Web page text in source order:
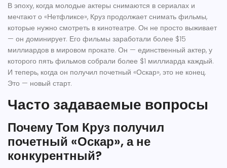
В эпоху, когда молодые актеры снимаются в сериалах и
мечтают о «Нетфликсе», Круз продолжает снимать фильмы,
которые нужно смотреть в кинотеатре. Он не просто выживает
— он доминирует. Его фильмы заработали более $15
миллиардов в мировом прокате. Он — единственный актер, у
которого пять фильмов собрали более $1 миллиарда каждый.
И теперь, когда он получил почетный «Оскар», это не конец.
Это — новый старт.
Часто задаваемые вопросы
Почему Том Круз получил
почетный «Оскар», а не
конкурентный?